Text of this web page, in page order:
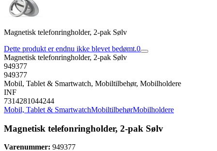
Magnetisk telefonringholder, 2-pak Sølv
Dette produkt er endnu ikke blevet bedømt.0
Magnetisk telefonringholder, 2-pak Sølv
949377
949377
Mobil, Tablet & Smartwatch, Mobiltilbehør, Mobilholdere
INF
7314281044244
Mobil, Tablet & SmartwatchMobiltilbehørMobilholdere
Magnetisk telefonringholder, 2-pak Sølv
Varenummer: 949377